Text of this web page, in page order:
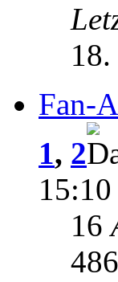
Fan-
1, 2
15:10
16